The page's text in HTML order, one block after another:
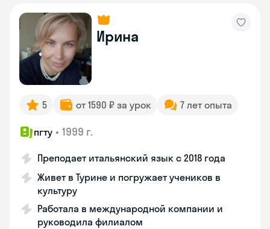
Ирина
5 от 1590 ₽ за урок 7 лет опыта
пгту • 1999 г.
Преподает итальянский язык с 2018 года
Живет в Турине и погружает учеников в
культуру
Работала в международной компании и
руководила филиалом